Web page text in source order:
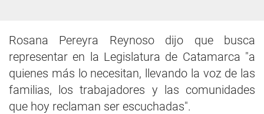
Rosana Pereyra Reynoso dijo que busca
representar en la Legislatura de Catamarca "a
quienes más lo necesitan, llevando la voz de las
familias, los trabajadores y las comunidades
que hoy reclaman ser escuchadas".